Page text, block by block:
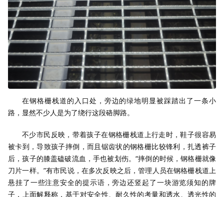
在钢格栅栈道的入口处，旁边的绿地明显被踩踏出了一条小
路，显然不少人是为了绕行这段硌脚路。
不少市民反映，带着孩子在钢格栅栈道上行走时，鞋子很容易
被卡到，导致孩子摔倒，而且锯齿状的钢格栅比较锋利，扎透裤子
后，孩子的膝盖磕破流血，手也被划伤。“摔倒的时候，钢格栅就像
刀片一样。”有市民说，在多次反映之后，管理人员在钢格栅栈道上
悬挂了一些注意安全的提示语，旁边还竖起了一块游览须知的牌
子，上面解释称，基于对安全性、耐久性的考量和透水、透光性的